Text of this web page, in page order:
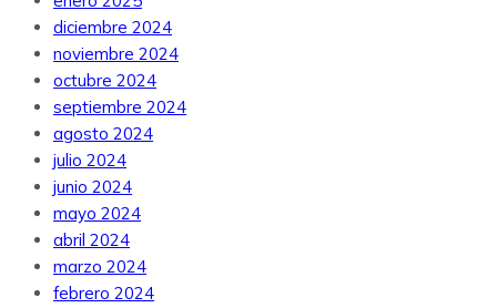
diciembre 2024
noviembre 2024
octubre 2024
septiembre 2024
agosto 2024
julio 2024
junio 2024
mayo 2024
abril 2024
marzo 2024
febrero 2024